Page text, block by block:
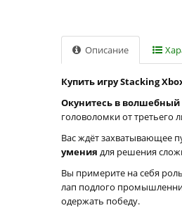
Описание
Купить игру Stacking
Окунитесь в
головоломки от третьего
Вас ждёт захватывающее
умения для решения
Вы примерите на себя
лап подлого
одержать победу.